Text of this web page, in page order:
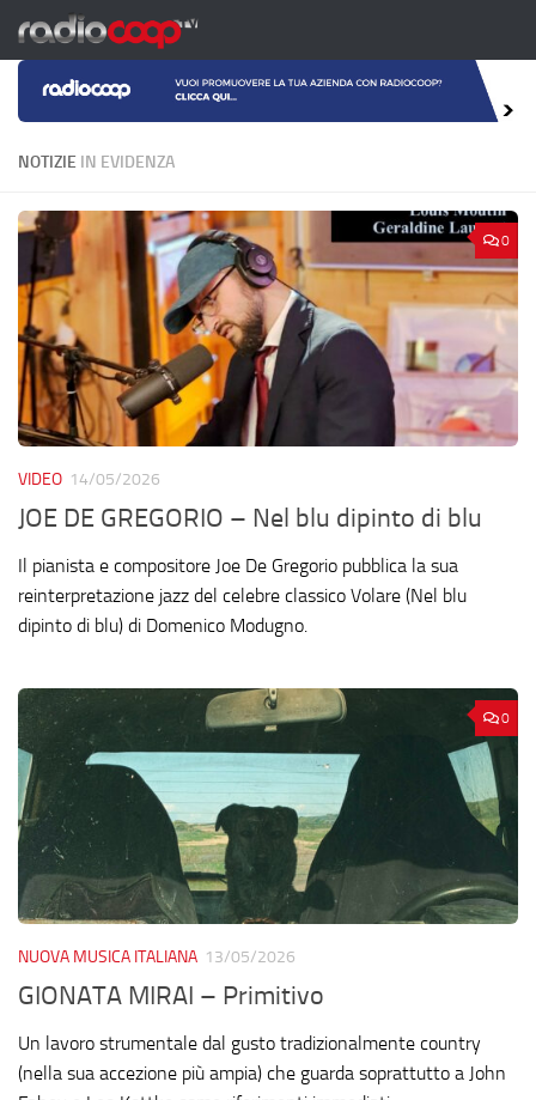
Salta al contenuto
NOTIZIE IN EVIDENZA
0
VIDEO 14/05/2026
JOE DE GREGORIO – Nel blu dipinto di blu
Il pianista e compositore Joe De Gregorio pubblica la sua
reinterpretazione jazz del celebre classico Volare (Nel blu
dipinto di blu) di Domenico Modugno.
0
NUOVA MUSICA ITALIANA 13/05/2026
GIONATA MIRAI – Primitivo
Un lavoro strumentale dal gusto tradizionalmente country
(nella sua accezione più ampia) che guarda soprattutto a John